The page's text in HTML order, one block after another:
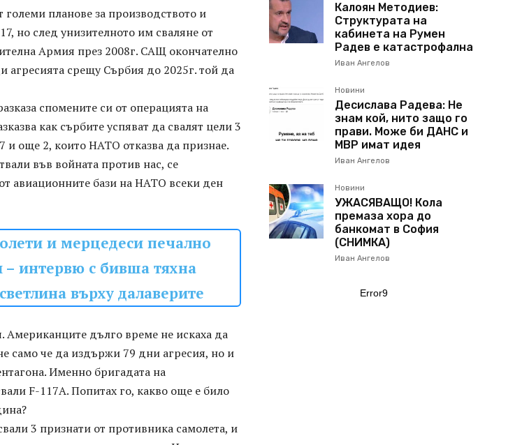
планове за производството и
но след унизителното им сваляне от
Армия през 2008г. САЩ окончателно
агресията срещу Сърбия до 2025г. той да
спомените си от операцията на
как сърбите успяват да свалят цели 3
още 2, които НАТО отказва да признае.
във войната против нас, се
авиационните бази на НАТО всеки ден
и мерцедеси печално
– интервю с бивша тяхна
върху далаверите
дълго време не искаха да
само че да издържи 79 дни агресия, но и
Именно бригадата на
F-117А. Попитах го, какво още е било
3 признати от противника самолета, и
Калоян Методиев:
Структурата на
кабинета на Румен
Радев е катастрофална
Иван Ангелов
Новини
Десислава Радева: Не
знам кой, нито защо го
прави. Може би ДАНС и
МВР имат идея
Иван Ангелов
Новини
УЖАСЯВАЩО! Кола
премаза хора до
банкомат в София
(СНИМКА)
Иван Ангелов
Error9